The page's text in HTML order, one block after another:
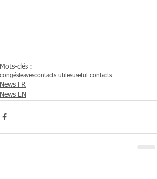
Mots-clés :
congés leavescontacts utilesuseful contacts
News FR
News EN